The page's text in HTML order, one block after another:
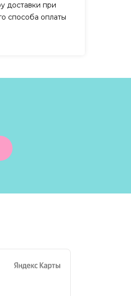
доставки при
способа оплаты